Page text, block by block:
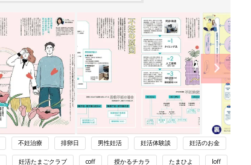
不妊治療 排卵日 男性妊活 妊活体験談 妊活のお金
妊活たまごクラブ coff 授かるチカラ たまひよ loff